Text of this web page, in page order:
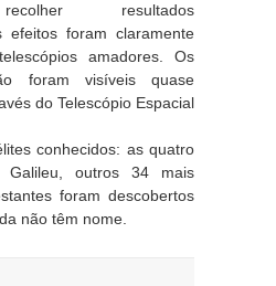
resultados
efeitos foram claramente
amadores. Os
foram visíveis quase
do Telescópio Espacial
conhecidos: as quatro
outros 34 mais
foram descobertos
não têm nome.